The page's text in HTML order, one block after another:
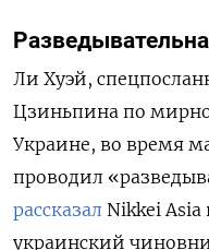
Ли Хуэй,
Цзиньпина по
Украине, во время
проводил
рассказал Nikkei
украинский